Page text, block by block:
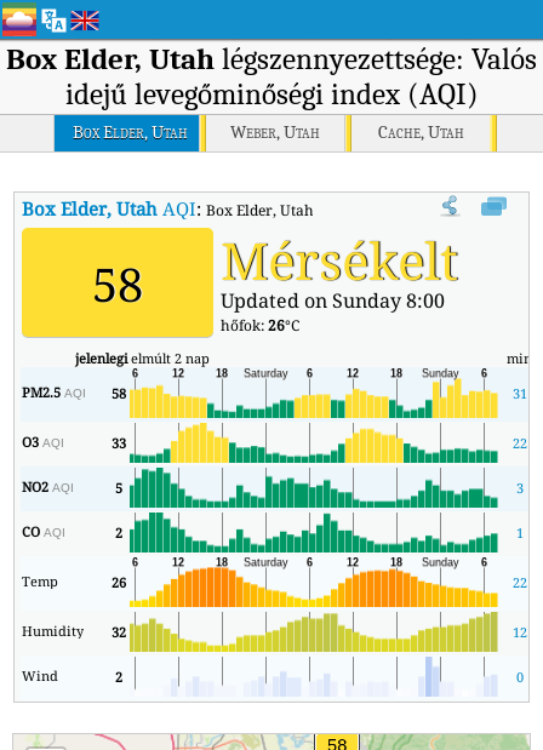
Box Elder, Utah légszennyezettsége: Valós
idejű levegőminőségi index (AQI)
Box Elder, Utah Weber, Utah Cache, Utah
Box Elder, Utah AQI:Box Elder, Utah valós idejű levegőminőségi
58 Mérsékelt
Updated on Sunday 8:00
hőfok:26°C
jelenlegielmúlt 2 nap min
PM2.5AQI 58 31
O3AQI 33 22
NO2AQI 5 3
COAQI 2 1
Temp 26 22
Humidity 32 12
Wind 2 0